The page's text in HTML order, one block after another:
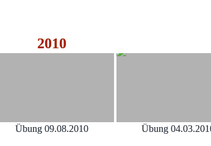
2010
Übung 09.08.2010 Übung